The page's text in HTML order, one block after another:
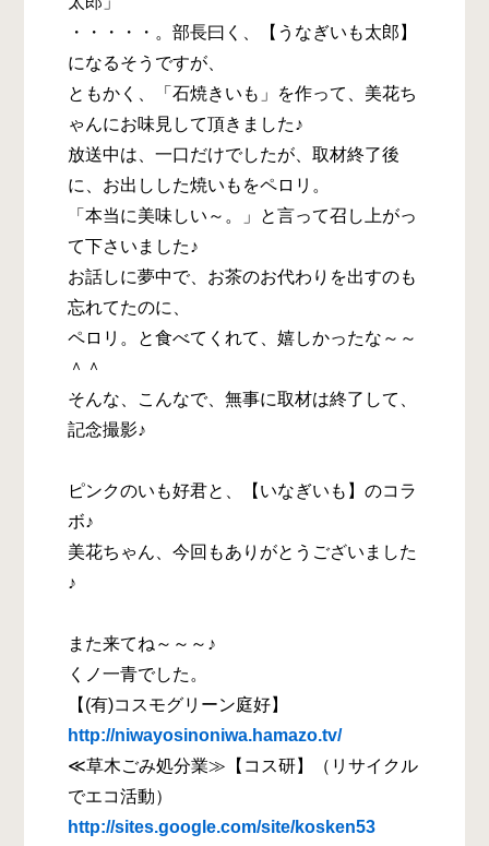
・・・・・。部長曰く、【うなぎいも太郎】
になるそうですが、
ともかく、「石焼きいも」を作って、美花ち
ゃんにお味見して頂きました♪
放送中は、一口だけでしたが、取材終了後
に、お出しした焼いもをペロリ。
「本当に美味しい～。」と言って召し上がっ
て下さいました♪
お話しに夢中で、お茶のお代わりを出すのも
忘れてたのに、
ペロリ。と食べてくれて、嬉しかったな～～
＾＾
そんな、こんなで、無事に取材は終了して、
記念撮影♪
ピンクのいも好君と、【いなぎいも】のコラ
ボ♪
美花ちゃん、今回もありがとうございました
♪
また来てね～～～♪
くノ一青でした。
【(有)コスモグリーン庭好】
http://niwayosinoniwa.hamazo.tv/
≪草木ごみ処分業≫【コス研】（リサイクル
でエコ活動）
http://sites.google.com/site/kosken53